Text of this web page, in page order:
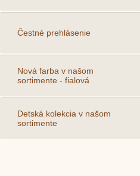
Čestné prehlásenie
Nová farba v našom
sortimente - fialová
Detská kolekcia v našom
sortimente